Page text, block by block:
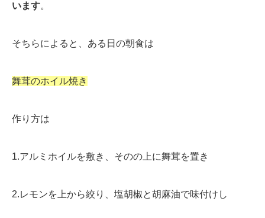
います。
そちらによると、ある日の朝食は
舞茸のホイル焼き
作り方は
1.アルミホイルを敷き、そのの上に舞茸を置き
2.レモンを上から絞り、塩胡椒と胡麻油で味付けし